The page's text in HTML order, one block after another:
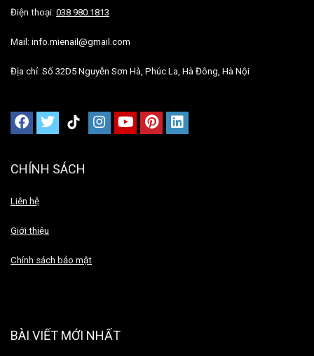
Điện thoại: 038.980.1813
Mail: info.mienail@gmail.com
Địa chỉ: Số 32D5 Nguyễn Sơn Hà, Phúc La, Hà Đông, Hà Nội
CHÍNH SÁCH
Liên hệ
Giới thiệu
Chính sách bảo mật
BÀI VIẾT MỚI NHẤT